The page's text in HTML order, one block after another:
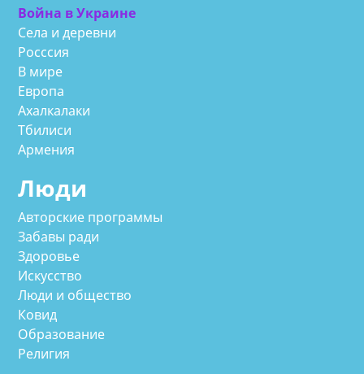
Война в Украине
Села и деревни
Росссия
В мире
Европа
Ахалкалаки
Тбилиси
Армения
Люди
Авторские программы
Забавы ради
Здоровье
Искусство
Люди и общество
Ковид
Образование
Религия